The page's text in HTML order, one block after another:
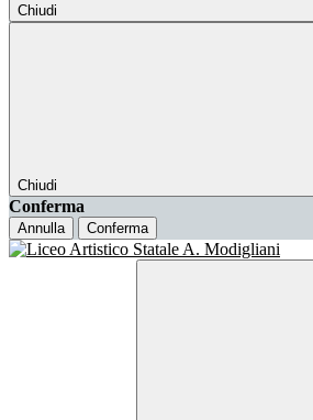
Chiudi
Chiudi
Conferma
Annulla Conferma